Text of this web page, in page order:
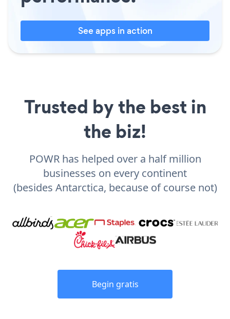
See apps in action
Trusted by the best in
the biz!
POWR has helped over a half million
businesses on every continent
(besides Antarctica, because of course not)
Begin gratis